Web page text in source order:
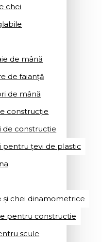
chei
de mână
de faianță
de mână
construcție
de construcție
pentru țevi de plastic
și chei dinamometrice
pentru constructie
scule